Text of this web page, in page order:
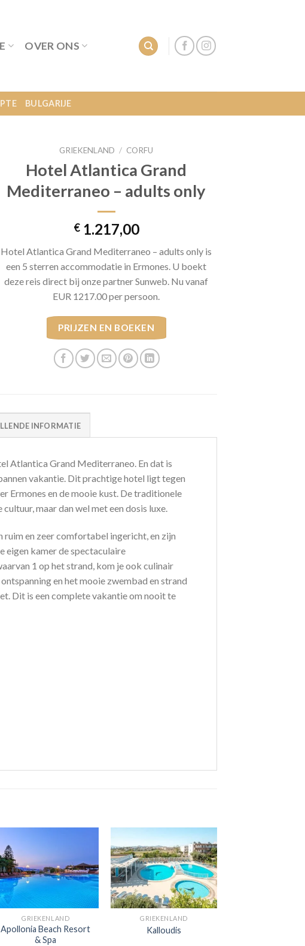
OVER ONS
BULGARIJE
GRIEKENLAND / CORFU
Hotel Atlantica Grand
Mediterraneo – adults only
€1.217,00
Hotel Atlantica Grand Mediterraneo – adults only is
een 5 sterren accommodatie in Ermones. U boekt
deze reis direct bij onze partner Sunweb. Nu vanaf
EUR 1217.00 per persoon.
PRIJZEN EN BOEKEN
INFORMATIE
Atlantica Grand Mediterraneo. En dat is
vakantie. Dit prachtige hotel ligt tegen
Ermones en de mooie kust. De traditionele
maar dan wel met een dosis luxe.
en zeer comfortabel ingericht, en zijn
eigen kamer de spectaculaire
1 op het strand, kom je ook culinair
en het mooie zwembad en strand
Dit is een complete vakantie om nooit te
GRIEKENLAND
Apollonia Beach Resort
& Spa
GRIEKENLAND
Kalloudis